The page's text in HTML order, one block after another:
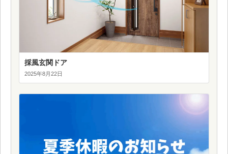
採風玄関ドア
2025年8月22日